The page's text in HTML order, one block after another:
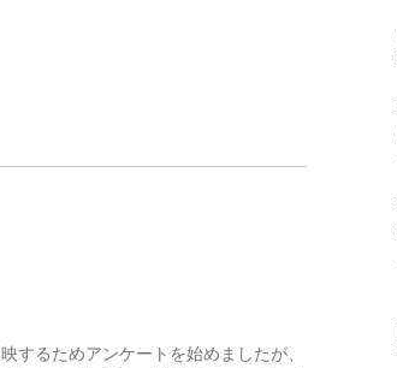
るためアンケートを始めましたが、